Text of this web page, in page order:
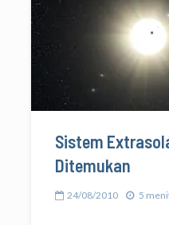
Sistem
Ditemukan
24/08/2010 5